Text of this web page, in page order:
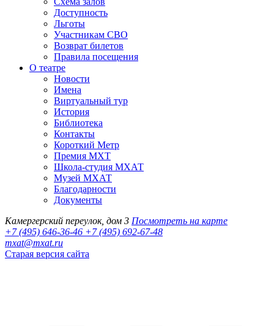
Доступность
Льготы
Участникам СВО
Возврат билетов
Правила посещения
О театре
Новости
Имена
Виртуальный тур
История
Библиотека
Контакты
Короткий Метр
Премия МХТ
Школа-студия МХАТ
Музей МХАТ
Благодарности
Документы
Камергерский переулок, дом 3 Посмотреть на карте
+7 (495) 646-36-46 +7 (495) 692-67-48‬
mxat@mxat.ru
Старая версия сайта